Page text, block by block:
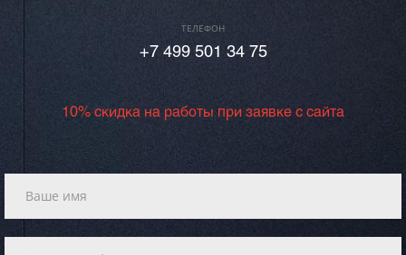
ТЕЛЕФОН
+7 499 501 34 75
10% скидка на работы при заявке с сайта